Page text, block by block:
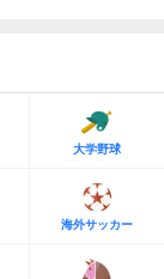
大学野球
海外サッカー